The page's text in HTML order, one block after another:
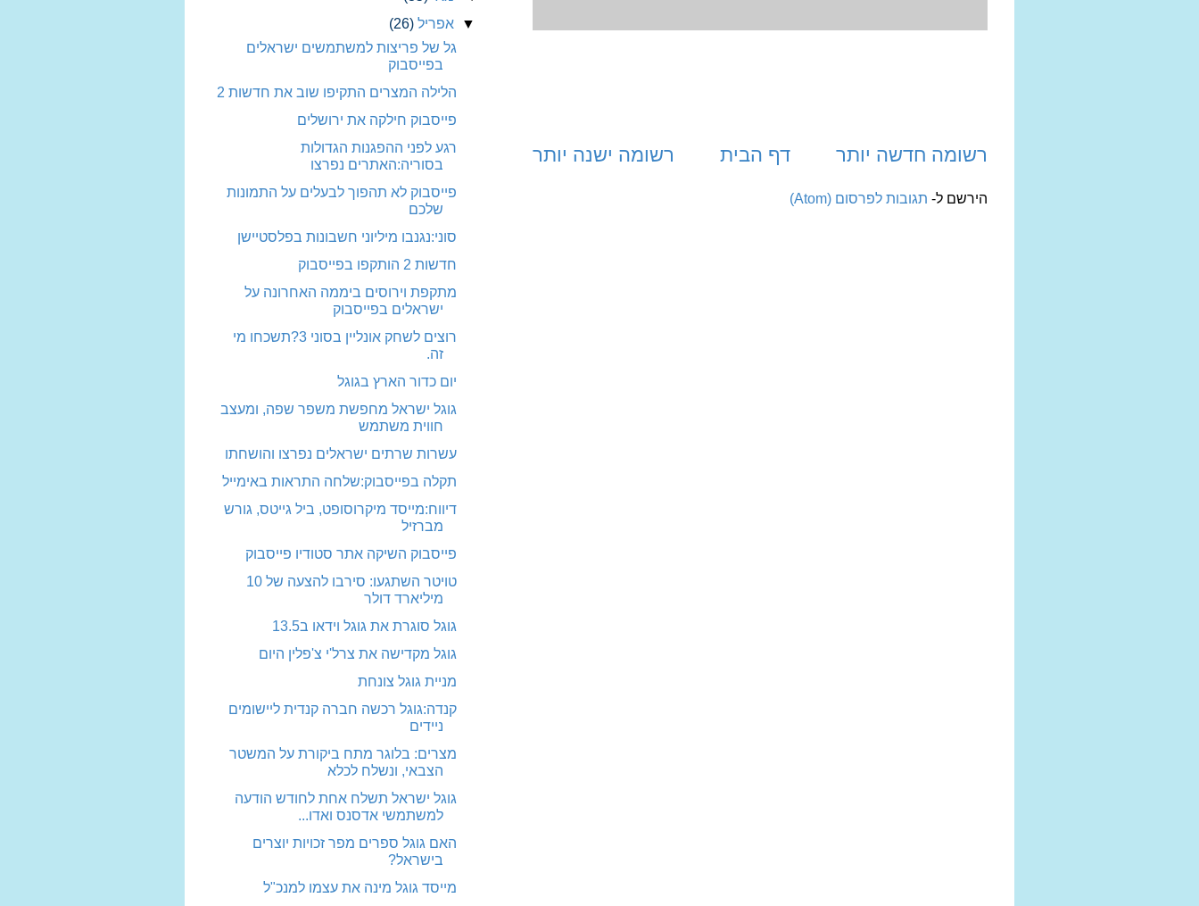
רשומה חדשה יותר רשומה ישנה יותר דף הבית
הירשם ל- תגובות לפרסום (Atom)
▼אפריל(26)
גל של פריצות למשתמשים ישראלים
בפייסבוק
הלילה המצרים התקיפו שוב את חדשות 2
פייסבוק חילקה את ירושלים
רגע לפני ההפגנות הגדולות
בסוריה:האתרים נפרצו
פייסבוק לא תהפוך לבעלים על התמונות
שלכם
סוני:נגנבו מיליוני חשבונות בפלסטיישן
חדשות 2 הותקפו בפייסבוק
מתקפת וירוסים ביממה האחרונה על
ישראלים בפייסבוק
רוצים לשחק אונליין בסוני 3?תשכחו מי
זה.
יום כדור הארץ בגוגל
גוגל ישראל מחפשת משפר שפה, ומעצב
חווית משתמש
עשרות שרתים ישראלים נפרצו והושחתו
תקלה בפייסבוק:שלחה התראות באימייל
דיווח:מייסד מיקרוסופט, ביל גייטס, גורש
מברזיל
פייסבוק השיקה אתר סטודיו פייסבוק
טויטר השתגעו: סירבו להצעה של 10
מיליארד דולר
גוגל סוגרת את גוגל וידאו ב13.5
גוגל מקדישה את צרל'י צ'פלין היום
מניית גוגל צונחת
קנדה:גוגל רכשה חברה קנדית ליישומים
ניידים
מצרים: בלוגר מתח ביקורת על המשטר
הצבאי, ונשלח לכלא
גוגל ישראל תשלח אחת לחודש הודעה
למשתמשי אדסנס ואדו...
האם גוגל ספרים מפר זכויות יוצרים
בישראל?
מייסד גוגל מינה את עצמו למנכ"ל